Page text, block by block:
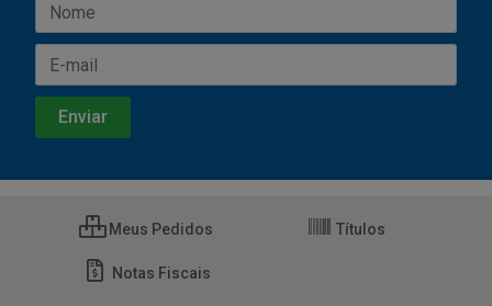
Meus Pedidos Títulos
Notas Fiscais